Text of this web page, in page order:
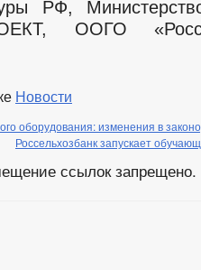
РФ,
ООГО
Новости
оборудования: изменения в
Россельхозбанк запускает
ссылок запрещено.